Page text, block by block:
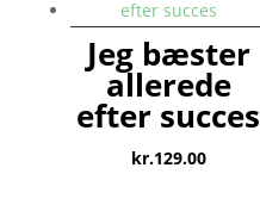
Jeg bæster
allerede
efter succes
kr.129.00